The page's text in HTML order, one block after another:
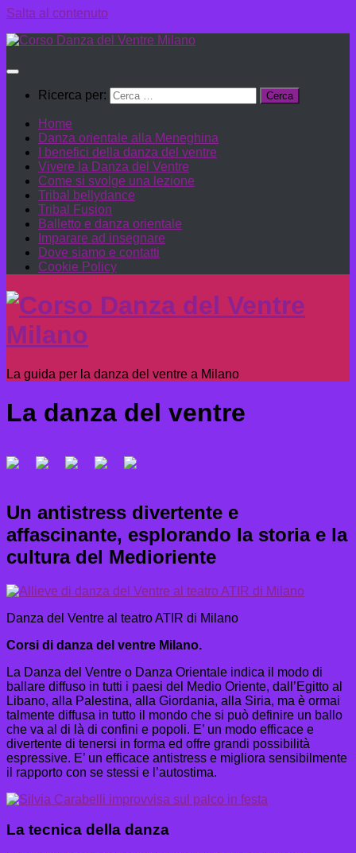
Salta al contenuto
Ricerca per:
Home
Danza orientale alla Meneghina
I benefici della danza del ventre
Vivere la Danza del Ventre
Come si svolge una lezione
Tribal bellydance
Tribal Fusion
Balletto e danza orientale
Imparare ad insegnare
Dove siamo e contatti
Cookie Policy
La guida per la danza del ventre a Milano
La danza del ventre
Un antistress divertente e
affascinante, esplorando la storia e la
cultura del Medioriente
Danza del Ventre al teatro ATIR di Milano
Corsi di danza del ventre Milano.
La Danza del Ventre o Danza Orientale indica il modo di
ballare diffuso in tutti i paesi del Medio Oriente, dall’Egitto al
Libano, alla Palestina, alla Giordania, alla Siria, ma è ormai
talmente diffusa in tutto il mondo che si può definire un ballo
che va al di là di confini e popoli. E’ un modo efficace e
divertente di tenersi in forma ed offre grandi possibilità
espressive. E’ un efficace antistress e migliora sensibilmente
il rapporto con se stessi e l’autostima.
La tecnica della danza